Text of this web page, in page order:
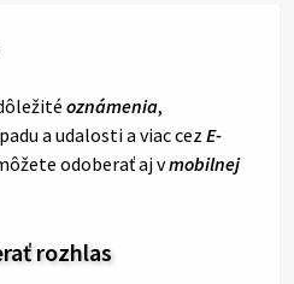
oznámenia,
a udalosti a viac cez E-
odoberať aj vmobilnej
rozhlas